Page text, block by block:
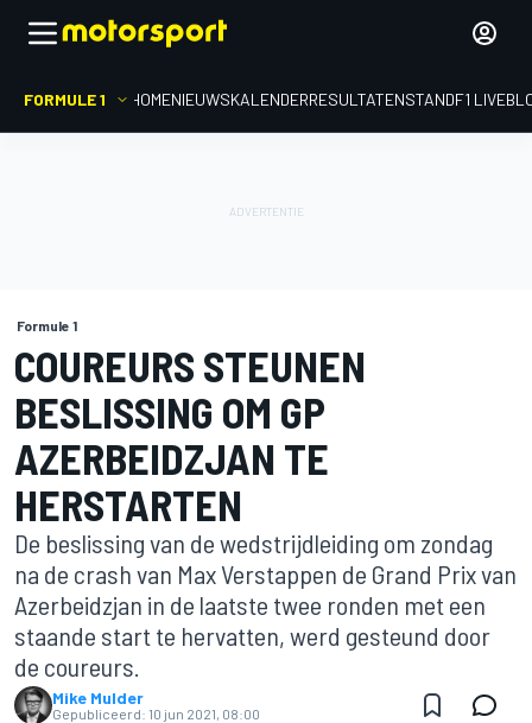
FORMULE 1 HOMENIEUWSKALENDERRESULTATENSTANDF1
Formule 1
COUREURS STEUNEN
BESLISSING OM GP
AZERBEIDZJAN TE
HERSTARTEN
De beslissing van de wedstrijdleiding om zondag
na de crash van Max Verstappen de Grand Prix van
Azerbeidzjan in de laatste twee ronden met een
staande start te hervatten, werd gesteund door
de coureurs.
Mike Mulder
Gepubliceerd: 10 jun 2021, 08:00